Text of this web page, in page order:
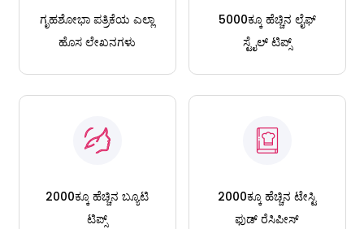
ಗೃಹಶೋಭಾ ಪತ್ರಿಕೆಯ ಎಲ್ಲಾ
ಹೊಸ ಲೇಖನಗಳು
5000ಕ್ಕೂ ಹೆಚ್ಚಿನ ಲೈಫ್
ಸ್ಟೈಲ್ ಟಿಪ್ಸ್
2000ಕ್ಕೂ ಹೆಚ್ಚಿನ ಬ್ಯೂಟಿ
ಟಿಪ್ಸ್
2000ಕ್ಕೂ ಹೆಚ್ಚಿನ ಟೇಸ್ಟಿ
ಫುಡ್ ರೆಸಿಪೀಸ್